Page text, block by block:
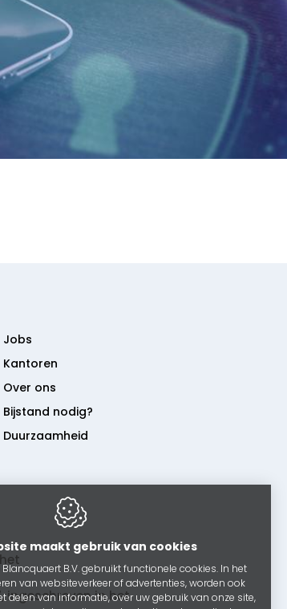
Jobs
Kantoren
Over ons
Bijstand nodig?
Duurzaamheid
ingeschreven in het
maakt gebruik van cookies
B.V. gebruikt functionele cookies. In het
van websiteverkeer of advertenties, worden ook
delen van informatie, over uw gebruik van onze site,